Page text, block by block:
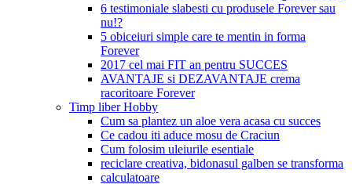
6 testimoniale slabesti cu produsele Forever sau
nu!?
5 obiceiuri simple care te mentin in forma
Forever
2017 cel mai FIT an pentru SUCCES
AVANTAJE si DEZAVANTAJE crema
racoritoare Forever
Timp liber Hobby
Cum sa plantez un aloe vera acasa cu succes
Ce cadou iti aduce mosu de Craciun
Cum folosim uleiurile esentiale
reciclare creativa, bidonasul galben se transforma
calculatoare